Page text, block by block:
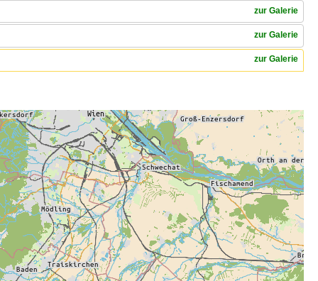
zur Galerie
zur Galerie
zur Galerie